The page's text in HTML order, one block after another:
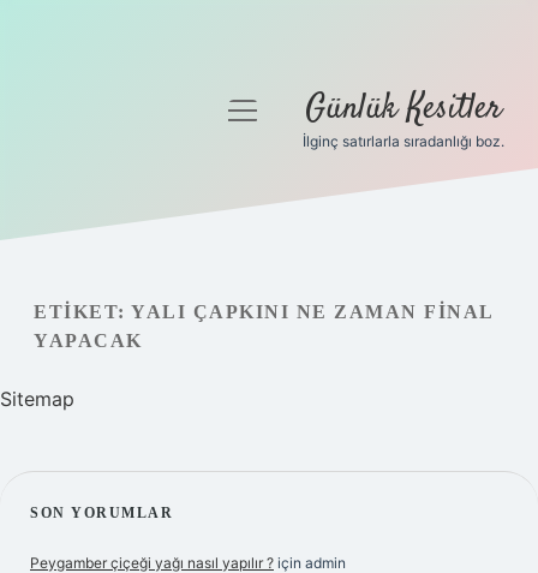
Hakkımızda
menüyü
Günlük Kesitler
İlginç satırlarla sıradanlığı boz.
ETIKET: YALI ÇAPKINI NE ZAMAN FINAL
YAPACAK
Sitemap
SIDEBAR
SON YORUMLAR
Peygamber çiçeği yağı nasıl yapılır ? için admin